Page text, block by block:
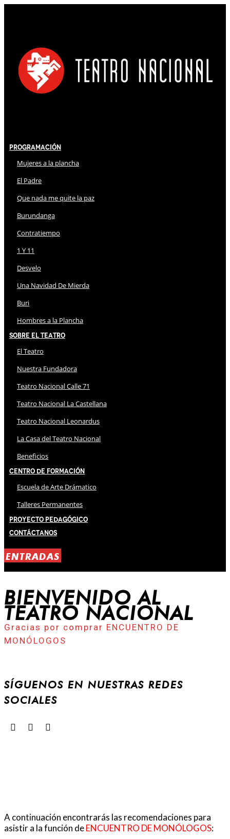
Programación
Mujeres a la plancha
El Padre
Que nada me quite la paz
Burundanga
Contratiempo
1 Y 11
Desvelo
Una Navidad De Mierda
Buri
Hombres a la Plancha
Sobre El Teatro
El Teatro
Nuestra Fundadora
Teatro Nacional Calle 71
Teatro Nacional La Castellana
Teatro Nacional Leonardus
La Casa del Teatro Nacional
Beneficios
Centro de Formación
Escuela de Arte Drámatico
Talleres Permanentes
Proyecto Pedagógico
Contáctanos
ENTRADAS
BIENVENIDO AL
TEATRO NACIONAL
Gracias por comprar ENCUENTRO DE
MONÓLOGOS
SÍGUENOS EN NUESTRAS REDES
SOCIALES
A continuación encontrarás las recomendaciones para
asistir a la función deENCUENTRO DE MONÓLOGOS: